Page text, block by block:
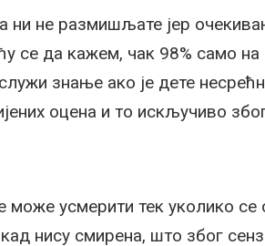
ни не размишљате јер
се да кажем, чак 98% само
знање ако је дете
оцена и то искључиво
може усмерити тек уколико се
нису смирена, што због